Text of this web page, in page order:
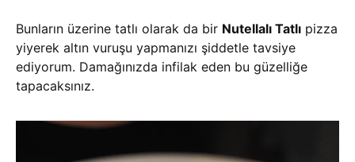
Bunların üzerine tatlı olarak da bir Nutellalı Tatlı pizza
yiyerek altın vuruşu yapmanızı şiddetle tavsiye
ediyorum. Damağınızda infilak eden bu güzelliğe
tapacaksınız.